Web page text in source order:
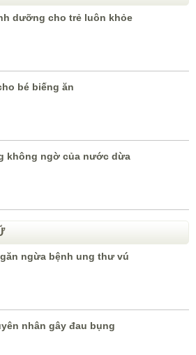
dưỡng cho trẻ luôn khỏe
bé biếng ăn
không ngờ của nước dừa
ngừa bệnh ung thư vú
nhân gây đau bụng